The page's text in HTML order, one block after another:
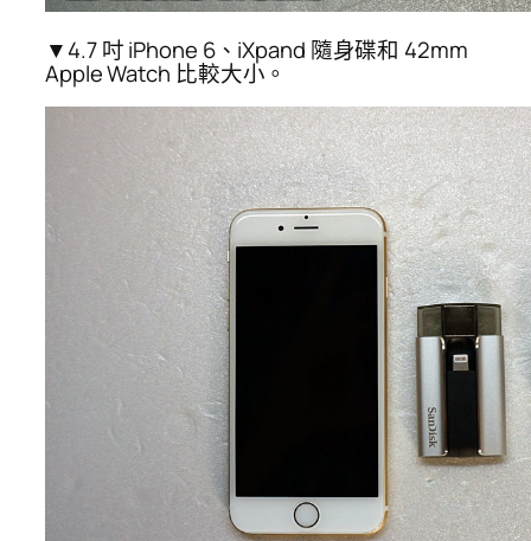
▼4.7 吋 iPhone 6、iXpand 隨身碟和 42mm
Apple Watch 比較大小。